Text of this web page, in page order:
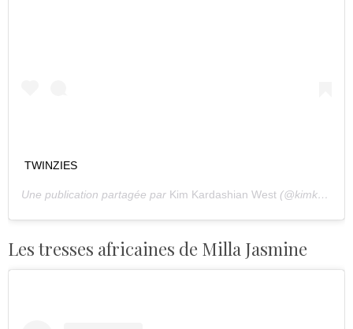
TWINZIES
Une publication partagée par Kim Kardashian West (@kimkardashian) le
Les tresses africaines de Milla Jasmine